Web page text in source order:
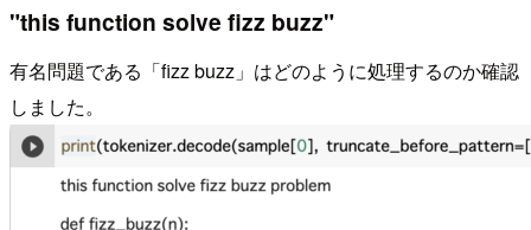
"this function solve fizz buzz"
有名問題である「fizz buzz」はどのように処理するのか確認
しました。